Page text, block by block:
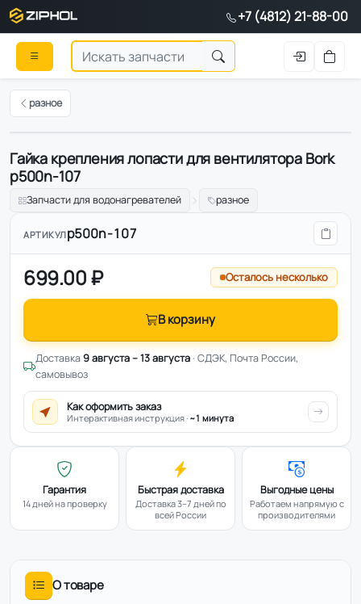
+7 (4812) 21-88-00
разное
Оригинал
Гайка крепления лопасти для вентилятора Bork
p500n-107
Запчасти для водонагревателей разное
АРТИКУЛp500n-107
699.00 ₽ Осталось несколько
В корзину
Доставка9 августа – 13 августа · СДЭК, Почта России,
самовывоз
Как оформить заказ
Интерактивная инструкция · ~1 минута
Гарантия
14 дней на проверку
Быстрая доставка
Доставка 3–7 дней по
всей России
Выгодные цены
Работаем напрямую с
производителями
О товаре